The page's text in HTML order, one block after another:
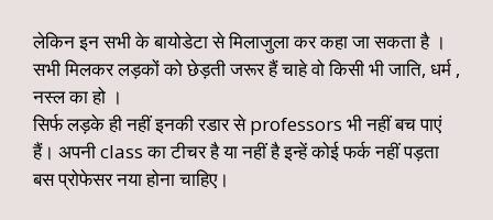
लेकिन इन सभी के बायोडेटा से मिलाजुला कर कहा जा सकता है ।
सभी मिलकर लड़कों को छेड़ती जरूर हैं चाहे वो किसी भी जाति, धर्म ,
नस्ल का हो ।
सिर्फ लड़के ही नहीं इनकी रडार से professors भी नहीं बच पाएं
हैं। अपनी class का टीचर है या नहीं है इन्हें कोई फर्क नहीं पड़ता
बस प्रोफेसर नया होना चाहिए।